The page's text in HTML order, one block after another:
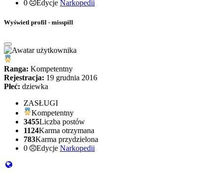
0 Edycje Narkopedii
Wyświetl profil - misspill
Ranga: Kompetentny
Rejestracja: 19 grudnia 2016
Płeć: dziewka
ZASŁUGI
Kompetentny
3455Liczba postów
1124Karma otrzymana
783Karma przydzielona
0
Edycje Narkopedii